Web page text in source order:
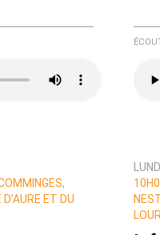
les nouveaux
ET DU